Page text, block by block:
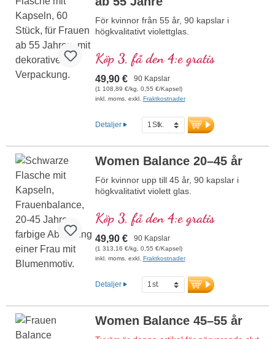
För kvinnor från 55 år, 90 kapslar i
högkvalitativt violettglas.
Köp 3, få den 4:e gratis
49,90 € 90 Kapslar
(1 108,89 €/kg, 0,55 €/Kapsel)
inkl. moms. exkl. Fraktkostnader
Detaljer
Women Balance 20–45 år
För kvinnor upp till 45 år, 90 kapslar i
högkvalitativt violett glas.
Köp 3, få den 4:e gratis
49,90 € 90 Kapslar
(1 313,16 €/kg, 0,55 €/Kapsel)
inkl. moms. exkl. Fraktkostnader
Detaljer
Women Balance 45–55 år